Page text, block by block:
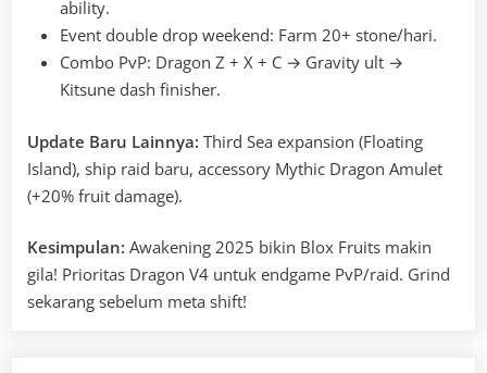
ability.
Event double drop weekend: Farm 20+ stone/hari.
Combo PvP: Dragon Z + X + C → Gravity ult →
Kitsune dash finisher.
Update Baru Lainnya: Third Sea expansion (Floating
Island), ship raid baru, accessory Mythic Dragon Amulet
(+20% fruit damage).
Kesimpulan: Awakening 2025 bikin Blox Fruits makin
gila! Prioritas Dragon V4 untuk endgame PvP/raid. Grind
sekarang sebelum meta shift!